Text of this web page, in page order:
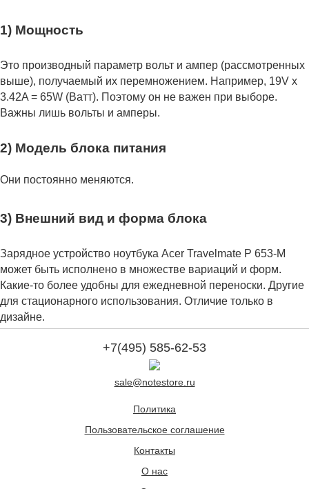
1) Мощность
Это производный параметр вольт и ампер (рассмотренных
выше), получаемый их перемножением. Например, 19V x
3.42A = 65W (Ватт). Поэтому он не важен при выборе.
Важны лишь вольты и амперы.
2) Модель блока питания
Они постоянно меняются.
3) Внешний вид и форма блока
Зарядное устройство ноутбука Acer Travelmate P 653-M
может быть исполнено в множестве вариаций и форм.
Какие-то более удобны для ежедневной переноски. Другие
для стационарного использования. Отличие только в
дизайне.
+7(495) 585-62-53
sale@notestore.ru
Политика
Пользовательское соглашение
Контакты
О нас